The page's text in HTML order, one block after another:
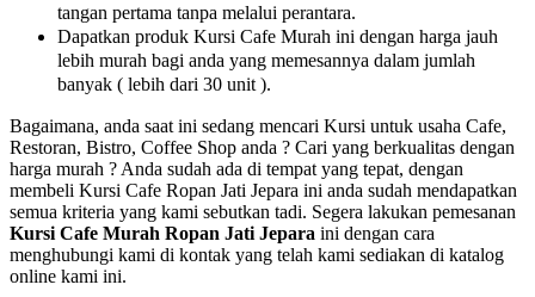
tangan pertama tanpa melalui perantara.
Dapatkan produk Kursi Cafe Murah ini dengan harga jauh
lebih murah bagi anda yang memesannya dalam jumlah
banyak ( lebih dari 30 unit ).
Bagaimana, anda saat ini sedang mencari Kursi untuk usaha Cafe,
Restoran, Bistro, Coffee Shop anda ? Cari yang berkualitas dengan
harga murah ? Anda sudah ada di tempat yang tepat, dengan
membeli Kursi Cafe Ropan Jati Jepara ini anda sudah mendapatkan
semua kriteria yang kami sebutkan tadi. Segera lakukan pemesanan
Kursi Cafe Murah Ropan Jati Jepara ini dengan cara
menghubungi kami di kontak yang telah kami sediakan di katalog
online kami ini.